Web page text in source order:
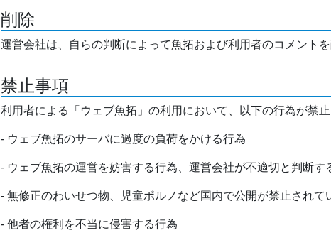
削除
運営会社は、自らの判断によって魚拓および利用者のコメント
禁止事項
利用者による「ウェブ魚拓」の利用において、以下の行為が禁止
- ウェブ魚拓のサーバに過度の負荷をかける行為
- ウェブ魚拓の運営を妨害する行為、運営会社が不適切と判断す
- 無修正のわいせつ物、児童ポルノなど国内で公開が禁止されて
- 他者の権利を不当に侵害する行為